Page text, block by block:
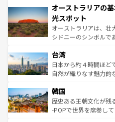
部のニューオーリンズ
文化が魅力。旅行者は
しみながら、その多様
るだろう。車でのロー
情報は
ワイ島は見逃せない。
島だが、静かな自然を
おすすめ。エメラルド
文化や歴史が息づいて
人々、おいしいローカ
ク、伝統的なフラダン
っている。訪れるたび
はコンテンツ一覧
オーストラリアの
光スポット
オーストラリアは、壮
シドニーのシンボルで
リアリーフや大陸中央
ク）、タスマニアの美
ど、見どころがたくさ
いる。アクティビティ
ビング、ハイキングな
い。オーストラリアの
台湾
日本から約４時間ほど
自然が織りなす魅力的
ン）、静ひつな山岳地
と山間の静けさが共存
驚きをもたらしてくれ
韓国
歴史ある王朝文化が残
-POPで世界を席巻し